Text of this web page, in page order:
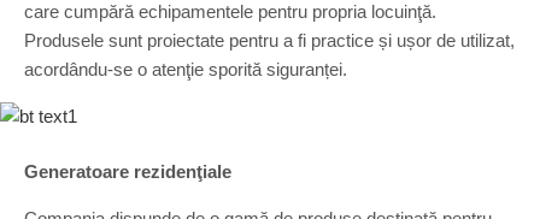
care cumpără echipamentele pentru propria locuinţă.
Produsele sunt proiectate pentru a fi practice și ușor de utilizat,
acordându-se o atenţie sporită siguranței.
Generatoare rezidenţiale